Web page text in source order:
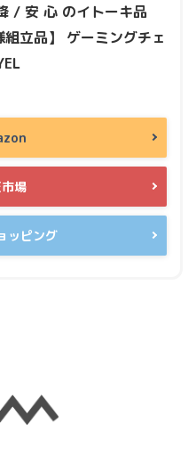
/ 安 心 のイトーキ品
立品】 ゲーミングチェ
場
ッピング